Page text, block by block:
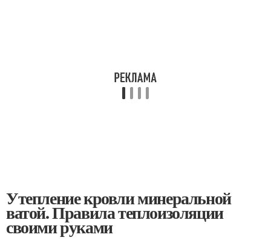
Утепление кровли минеральной
ватой. Правила теплоизоляции
своими руками